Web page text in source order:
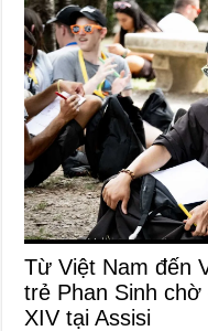
Từ Việt Nam đến
trẻ Phan Sinh
XIV tại Assisi